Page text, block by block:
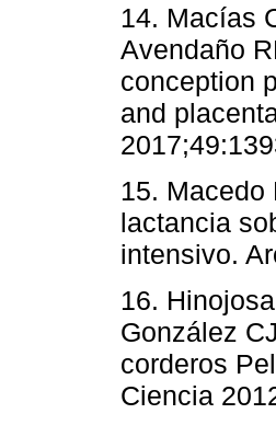
14. Macías
Avendaño
conception
and
15. Macedo
lactancia
intensivo.
16.
González
corderos
Ciencia